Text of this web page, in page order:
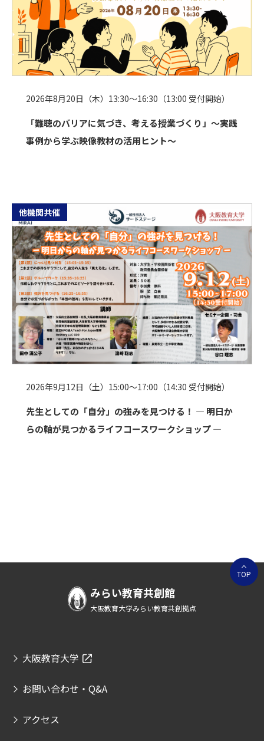
2026年8月20日（木）13:30～16:30（13:00 受付開始）
「難聴のバリアに気づき、考える授業づくり」〜実践
事例から学ぶ映像教材の活用ヒント〜
他機関共催
2026年9月12日（土）15:00～17:00（14:30 受付開始）
先生としての「自分」の強みを見つける！ ― 明日か
らの軸が見つかるライフコースワークショップ ―
TOP
みらい教育共創館
大阪教育大学みらい教育共創拠点
大阪教育大学
お問い合わせ・Q&A
アクセス